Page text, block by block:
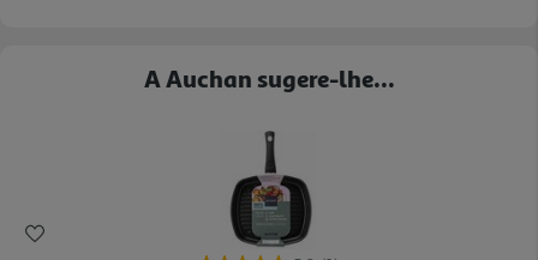
A Auchan sugere-lhe...